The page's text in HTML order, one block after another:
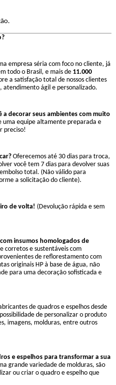
empresa séria com foco no cliente, j
todo o Brasil, e mais de 11.000
a satisfação total de nossos clientes
atendimento ágil e personalizado.
decorar seus ambientes com muito
uma equipe altamente preparada e
preciso!
Oferecemos até 30 dias para troca,
você tem 7 dias para devolver suas
total. (Não válido para
a solicitação do cliente).
de volta! (Devolução rápida e sem
insumos homologados de
corretos e sustentáveis com
de reflorestamento com
originais HP à base de água, não
para uma decoração sofisticada e
de quadros e espelhos desde
de personalizar o produto
imagens, molduras, entre outros
e espelhos para transformar a sua
grande variedade de molduras, são
ou criar o quadro e espelho que